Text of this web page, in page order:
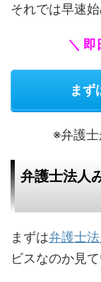
それでは早速
＼ 即
まず
※弁護
弁護士法人
まずは弁護士
ビスなのか見